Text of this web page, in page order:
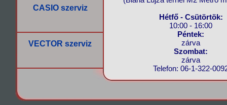
CASIO szerviz
VECTOR szerviz
Hétfő - Csütörtök:
10:00 - 16:00
Péntek:
zárva
Szombat:
zárva
Telefon: 06-1-322-